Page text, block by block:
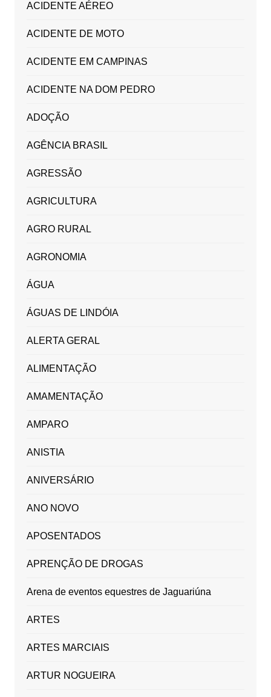
ACIDENTE AÉREO
ACIDENTE DE MOTO
ACIDENTE EM CAMPINAS
ACIDENTE NA DOM PEDRO
ADOÇÃO
AGÊNCIA BRASIL
AGRESSÃO
AGRICULTURA
AGRO RURAL
AGRONOMIA
ÁGUA
ÁGUAS DE LINDÓIA
ALERTA GERAL
ALIMENTAÇÃO
AMAMENTAÇÃO
AMPARO
ANISTIA
ANIVERSÁRIO
ANO NOVO
APOSENTADOS
APRENÇÃO DE DROGAS
Arena de eventos equestres de Jaguariúna
ARTES
ARTES MARCIAIS
ARTUR NOGUEIRA